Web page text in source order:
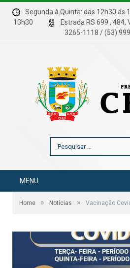
Segunda à Quinta: das 12h30 ás
13h30
Estrada RS 699 ,
3265-1118 / (53)
MENU
Home » Notícias » Vacinação